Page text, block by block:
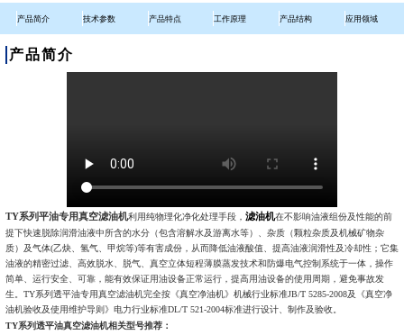
产品简介 技术参数 产品特点 工作原理 产品结构 应用领域
产品简介
TY系列平油专用真空滤油机利用纯物理化净化处理手段， 滤油机在不影响油液组份及性能的前
提下快速脱除润滑油液中所含的水分（包含溶解水及游离水等）、杂质（颗粒杂质及机械矿物杂
质）及气体(乙炔、氢气、甲烷等)等有害成份，从而降低油液酸值、提高油液润滑性及冷却性；它集
油液的精密过滤、高效脱水、脱气、真空立体短程薄膜蒸发技术和防爆电气控制系统于一体，操作
简单、运行安全、可靠，能有效保证用油设备正常运行，提高用油设备的使用周期，避免事故发
生。TY系列透平油专用真空滤油机完全按《真空净油机》机械行业标准JB/T 5285-2008及《真空净
油机验收及使用维护导则》电力行业标准DL/T 521-2004标准进行设计、制作及验收。
TY系列透平油真空滤油机相关型号推荐：